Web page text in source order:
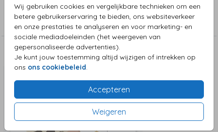
Wij gebruiken cookies en vergelijkbare technieken om een
betere gebruikerservaring te bieden, ons websiteverkeer
en onze prestaties te analyseren en voor marketing- en
sociale mediadoeleinden (het weergeven van
gepersonaliseerde advertenties).
Je kunt jouw toestemming altijd wijzigen of intrekken op
ons ons cookiebeleid.
Accepteren
Weigeren
Collectie
Jongenskaart
Deze zijn ook leuk!
Sluitzegel